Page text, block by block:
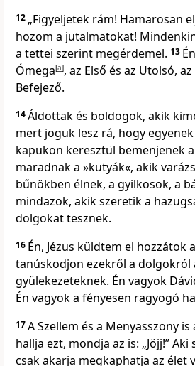
12 „Figyeljetek rám! Hamarosan
hozom a jutalmatokat!
a tettei szerint megérdemel. 13
Ómega[a], az Első és az Utolsó,
Befejező.
14Áldottak és boldogok, akik
mert joguk lesz rá, hogy egyenek
kapukon keresztül bemenjenek
maradnak a »kutyák«, akik
bűnökben élnek, a gyilkosok, a
mindazok, akik szeretik a
dolgokat tesznek.
16 Én, Jézus küldtem el hozzátok
tanúskodjon ezekről a dolgokról
gyülekezeteknek. Én vagyok
Én vagyok a fényesen ragyogó
17A Szellem és a Menyasszony is
hallja ezt, mondja az is: „Jöjj!”
csak akarja megkaphatja az élet